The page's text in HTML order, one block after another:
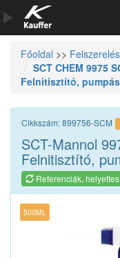
Szerszámkatalógus
Kosár
Alkatrészek
Főoldal >>
SCT CHEM 9975
Felnitisztító,
Cikkszám: 899756-SCM
SCT-Mannol
Felnitisztító,
Referenciák,
500ML